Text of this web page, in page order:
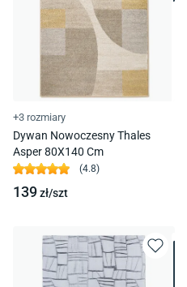
+3 rozmiary
Dywan Nowoczesny Thales
Asper 80X140 Cm
(4.8)
139zł/szt